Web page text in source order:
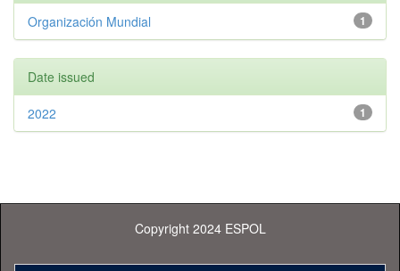
1
Organización Mundial
Date issued
1
2022
Copyright 2024 ESPOL